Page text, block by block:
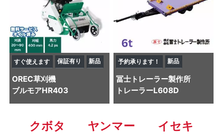
すぐ使えます 保証有り 新品
OREC草刈機
ブルモアHR403
予約承ります！ 新品
冨士トレーラー製作所
トレーラーL608D
クボタ ヤンマー
イセキ